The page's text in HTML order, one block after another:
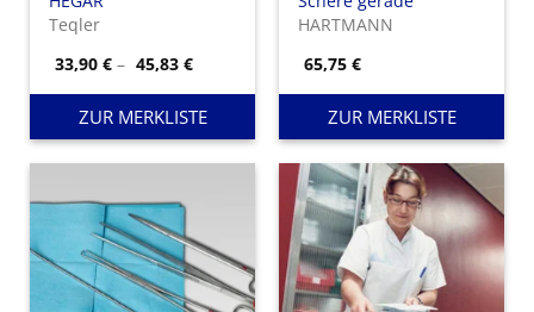
Teqler
33,90€ – 45,83€Preisspanne:
bis
45,83 €
ZUR MERKLISTE
HARTMANN
65,75€
ZUR MERKLISTE